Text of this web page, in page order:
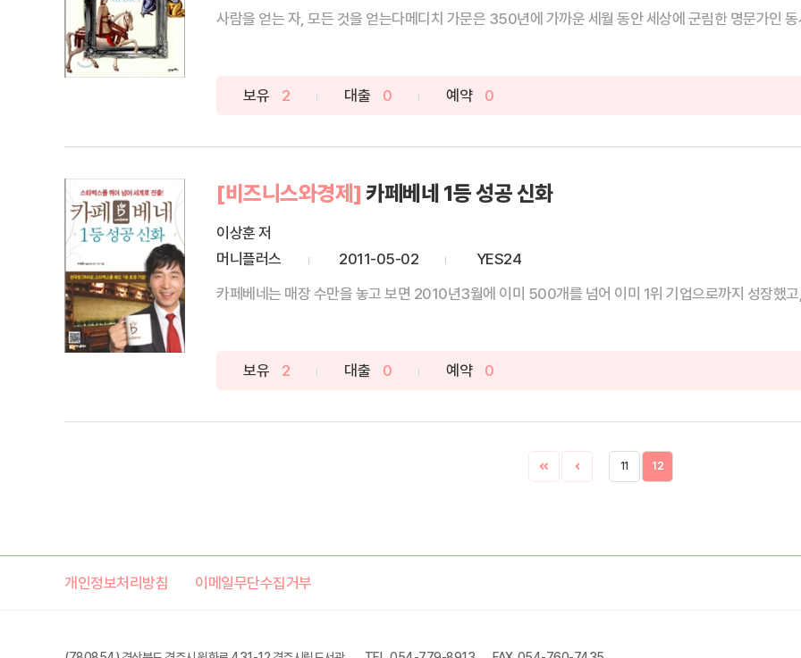
사람을 얻는 자, 모든 것을 얻는다메디치 가문은 350년에 가까운 세월 동안 세상에 군림한 명문가인 동
보유 2 대출 0 예약 0
[비즈니스와경제] 카페베네 1등 성공 신화
이상훈 저
머니플러스
2011-05-02
YES24
카페베네는 매장 수만을 놓고 보면 2010년3월에 이미 500개를 넘어 이미 1위 기업으로까지 성장했
보유 2 대출 0 예약 0
11 12
개인정보처리방침 이메일무단수집거부